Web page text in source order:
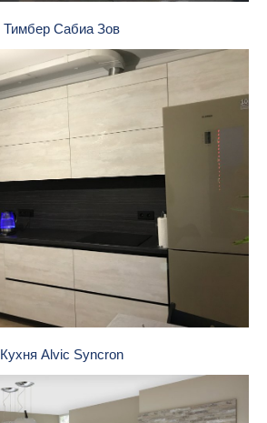
Тимбер Сабиа Зов
Кухня Alvic Syncron